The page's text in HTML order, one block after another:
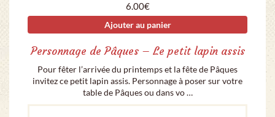
6.00€
Ajouter au panier
Personnage de Pâques – Le petit lapin assis
Pour fêter l’arrivée du printemps et la fête de Pâques
invitez ce petit lapin assis. Personnage à poser sur votre
table de Pâques ou dans vo …